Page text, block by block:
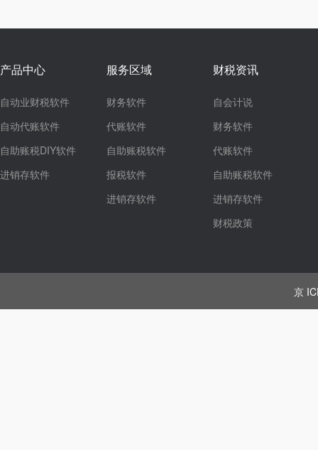
产品中心
自动业财税软件
自动代账软件
自助账税DIY软件
进销存软件
服务区域
财务软件
代账软件
自助账税软件
报税软件
进销存软件
财税资讯
自会计说
财务软件
代账软件
自助账税软件
进销存软件
财税政策
京